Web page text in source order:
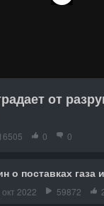
от
0 0
о поставках
окт 2022 59872